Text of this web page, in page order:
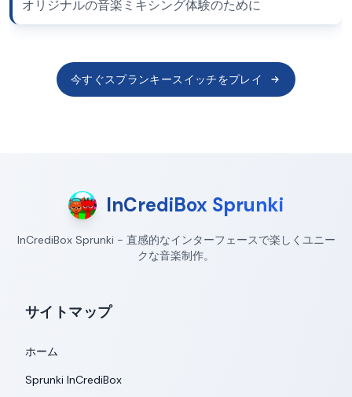
オリジナルの音楽ミキシング体験のために
今すぐスプランキースイッチをプレイ
InCrediBox Sprunki
InCrediBox Sprunki - 直感的なインターフェースで楽しくユニー
クな音楽制作。
サイトマップ
ホーム
Sprunki InCrediBox